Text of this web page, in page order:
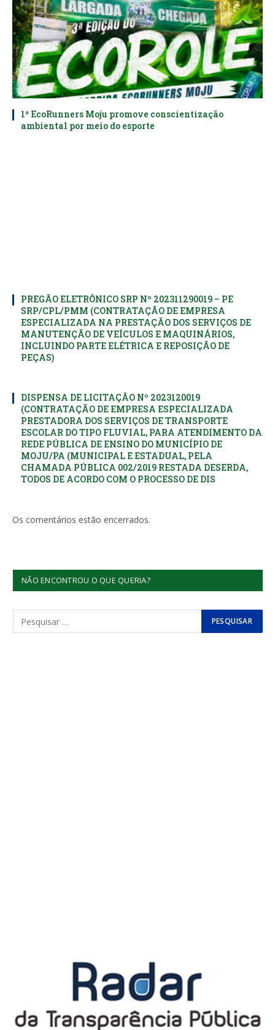
1ª EcoRunners Moju promove conscientização
ambiental por meio do esporte
PREGÃO ELETRÔNICO SRP Nº 202311290019 – PE
SRP/CPL/PMM (CONTRATAÇÃO DE EMPRESA
ESPECIALIZADA NA PRESTAÇÃO DOS SERVIÇOS DE
MANUTENÇÃO DE VEÍCULOS E MAQUINÁRIOS,
INCLUINDO PARTE ELÉTRICA E REPOSIÇÃO DE
PEÇAS)
DISPENSA DE LICITAÇÃO Nº 2023120019
(CONTRATAÇÃO DE EMPRESA ESPECIALIZADA
PRESTADORA DOS SERVIÇOS DE TRANSPORTE
ESCOLAR DO TIPO FLUVIAL, PARA ATENDIMENTO DA
REDE PÚBLICA DE ENSINO DO MUNICÍPIO DE
MOJU/PA (MUNICIPAL E ESTADUAL, PELA
CHAMADA PÚBLICA 002/2019 RESTADA DESERDA,
TODOS DE ACORDO COM O PROCESSO DE DIS
Os comentários estão encerrados.
NÃO ENCONTROU O QUE QUERIA?